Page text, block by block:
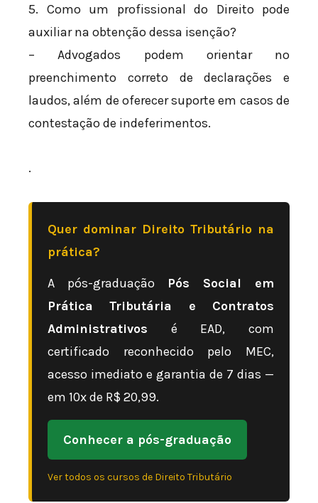
5. Como um profissional do Direito pode
auxiliar na obtenção dessa isenção?
– Advogados podem orientar no
preenchimento correto de declarações e
laudos, além de oferecer suporte em casos de
contestação de indeferimentos.
.
Quer dominar Direito Tributário na
prática?
A pós-graduação Pós Social em
Prática Tributária e Contratos
Administrativos é EAD, com
certificado reconhecido pelo MEC,
acesso imediato e garantia de 7 dias —
em 10x de R$ 20,99.
Conhecer a pós-graduação
Ver todos os cursos de Direito Tributário